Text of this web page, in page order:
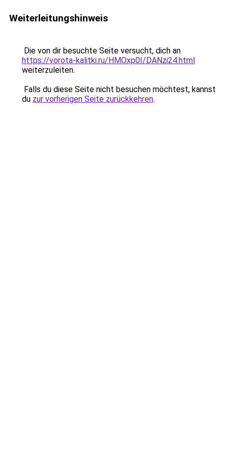
Weiterleitungshinweis
Die von dir besuchte Seite versucht, dich an
https://vorota-kalitki.ru/HMOxp0I/DANzi24.html
weiterzuleiten.
Falls du diese Seite nicht besuchen möchtest, kannst
du zur vorherigen Seite zurückkehren.